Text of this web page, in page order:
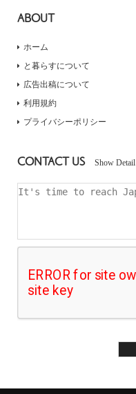
ABOUT
ホーム
と暮らすについて
広告出稿について
利用規約
プライバシーポリシー
CONTACT US Show Detail